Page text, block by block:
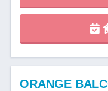
ORANGE